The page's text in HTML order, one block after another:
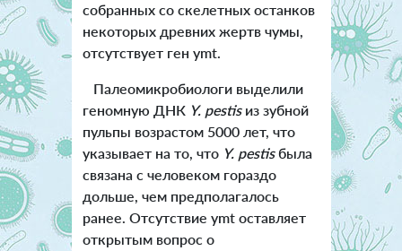
собранных со скелетных останков
некоторых древних жертв чумы,
отсутствует ген ymt.
Палеомикробиологи выделили
геномную ДНК Y. pestisиз зубной
пульпы возрастом 5000 лет, что
указывает на то, что Y. pestisбыла
связана с человеком гораздо
дольше, чем предполагалось
ранее. Отсутствие ymt оставляет
открытым вопрос о